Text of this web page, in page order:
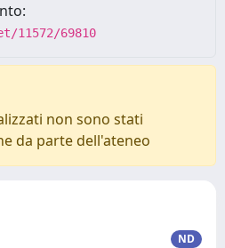
11572/69810
non sono stati
da parte dell'ateneo
ND